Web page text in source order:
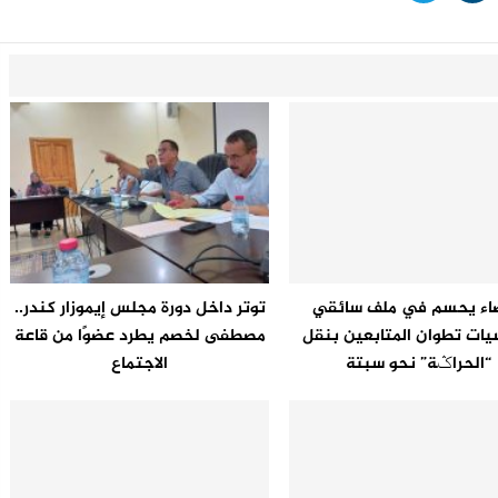
يحسم في ملف سائقي
تطوان المتابعين بنقل
“الحراݣة” نحو سبتة
توتر داخل دورة مجلس إيموزار كندر..
مصطفى لخصم يطرد عضوًا من قاعة
الاجتماع